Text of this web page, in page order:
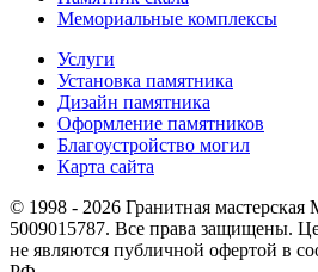
Мемориальные комплексы
Услуги
Установка памятника
Дизайн памятника
Оформление памятников
Благоустройство могил
Карта сайта
© 1998 - 2026 Гранитная
5009015787. Все права защищены.
не являются публичной офертой в